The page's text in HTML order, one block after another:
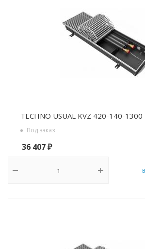
TECHNO USUAL KVZ 420-140-1300
Под заказ
36 407₽